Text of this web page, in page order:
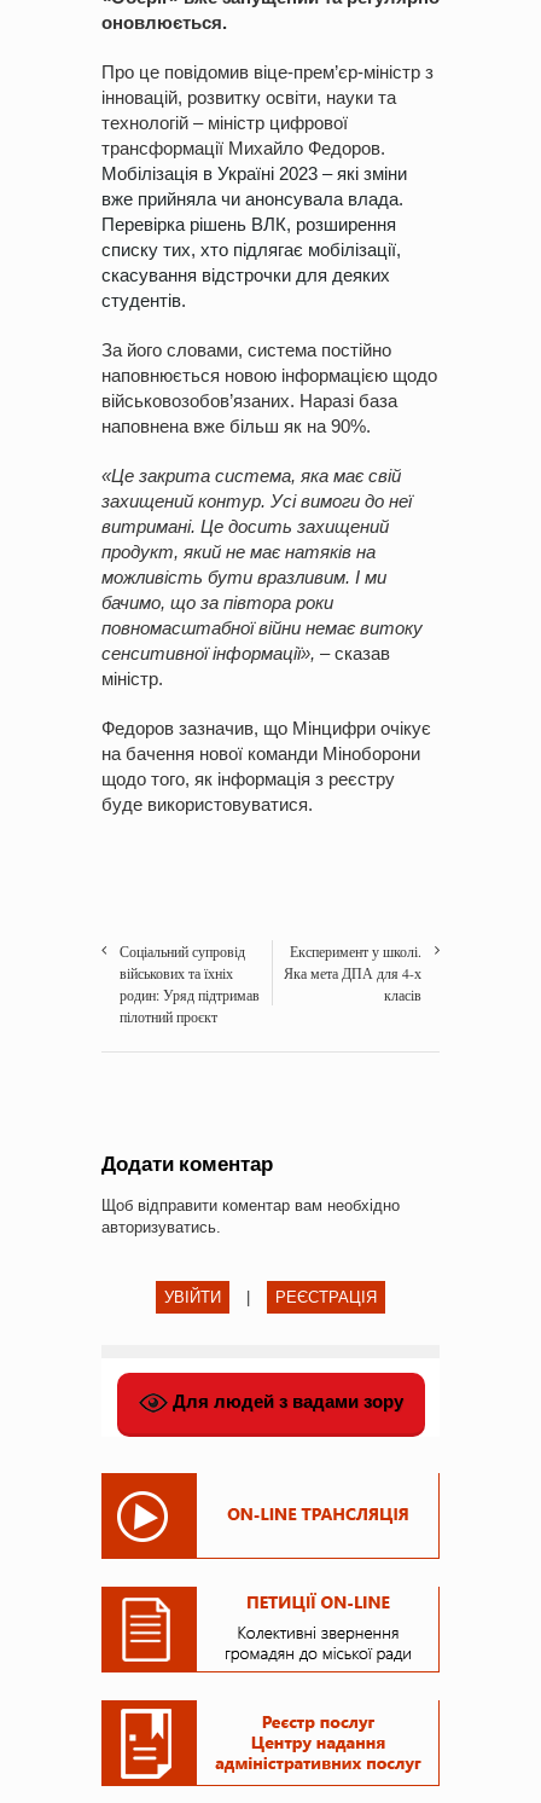
оновлюється.
Про це повідомив віце-прем’єр-міністр з
інновацій, розвитку освіти, науки та
технологій – міністр цифрової
трансформації Михайло Федоров.
Мобілізація в Україні 2023 – які зміни
вже прийняла чи анонсувала влада.
Перевірка рішень ВЛК, розширення
списку тих, хто підлягає мобілізації,
скасування відстрочки для деяких
студентів.
За його словами, система постійно
наповнюється новою інформацією щодо
військовозобов’язаних. Наразі база
наповнена вже більш як на 90%.
«Це закрита система, яка має свій
захищений контур. Усі вимоги до неї
витримані. Це досить захищений
продукт, який не має натяків на
можливість бути вразливим. І ми
бачимо, що за півтора роки
повномасштабної війни немає витоку
сенситивної інформації», – сказав
міністр.
Федоров зазначив, що Мінцифри очікує
на бачення нової команди Міноборони
щодо того, як інформація з реєстру
буде використовуватися.
Соціальний супровід
військових та їхніх
родин: Уряд підтримав
пілотний проєкт
Експеримент у школі.
Яка мета ДПА для 4-х
класів
Додати коментар
Щоб відправити коментар вам необхідно
авторизуватись.
УВІЙТИ РЕЄСТРАЦІЯ
Для людей з вадами зору